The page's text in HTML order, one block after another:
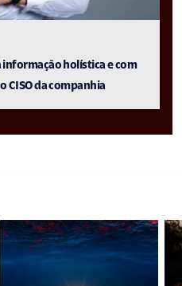
informação holística e com
CISO da companhia